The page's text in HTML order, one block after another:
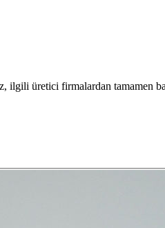
üretici firmalardan tamamen